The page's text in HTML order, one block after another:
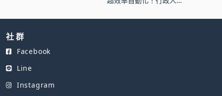
入門篇
社 群
Facebook
Line
Instagram